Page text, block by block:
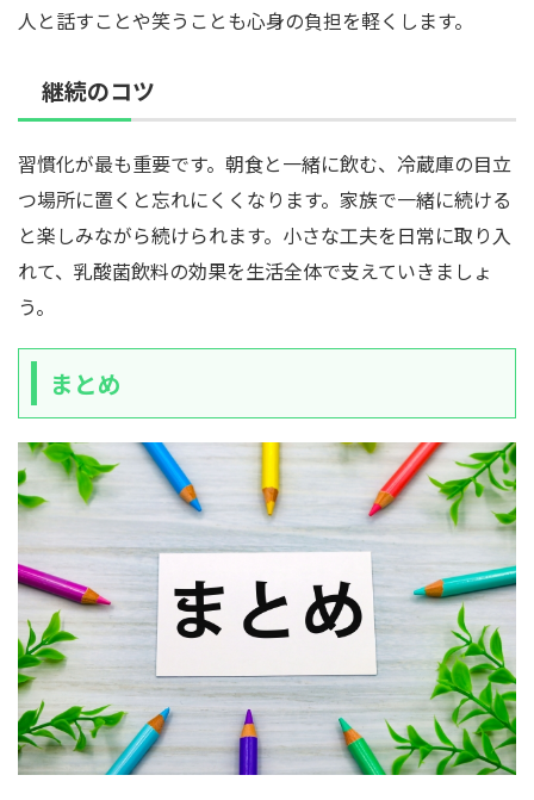
人と話すことや笑うことも心身の負担を軽くします。
継続のコツ
習慣化が最も重要です。朝食と一緒に飲む、冷蔵庫の目立
つ場所に置くと忘れにくくなります。家族で一緒に続ける
と楽しみながら続けられます。小さな工夫を日常に取り入
れて、乳酸菌飲料の効果を生活全体で支えていきましょ
う。
まとめ